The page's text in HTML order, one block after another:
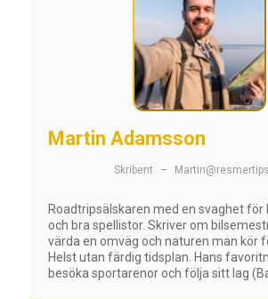
Martin Adamsson
Skribent –
Roadtripsälskaren med en svaghet för
och bra spellistor. Skriver om
värda en omväg och naturen man kör
Helst utan färdig tidsplan. Hans
besöka sportarenor och följa sitt lag